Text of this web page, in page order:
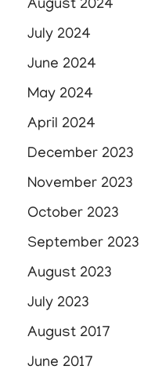
August 2024
July 2024
June 2024
May 2024
April 2024
December 2023
November 2023
October 2023
September 2023
August 2023
July 2023
August 2017
June 2017